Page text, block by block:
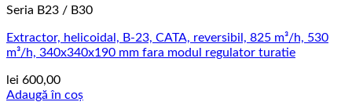
Seria B23 / B30
Extractor, helicoidal, B-23, CATA, reversibil, 825 m³/h, 530
m³/h, 340x340x190 mm fara modul regulator turatie
lei 600,00
Adaugă în coș